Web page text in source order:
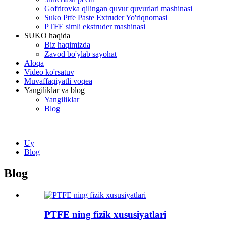
Gofrirovka qilingan quvur quvurlari mashinasi
Suko Ptfe Paste Extruder Yo'riqnomasi
PTFE simli ekstruder mashinasi
SUKO haqida
Biz haqimizda
Zavod bo'ylab sayohat
Aloqa
Video ko'rsatuv
Muvaffaqiyatli voqea
Yangiliklar va blog
Yangiliklar
Blog
Uy
Blog
Blog
PTFE ning fizik xususiyatlari